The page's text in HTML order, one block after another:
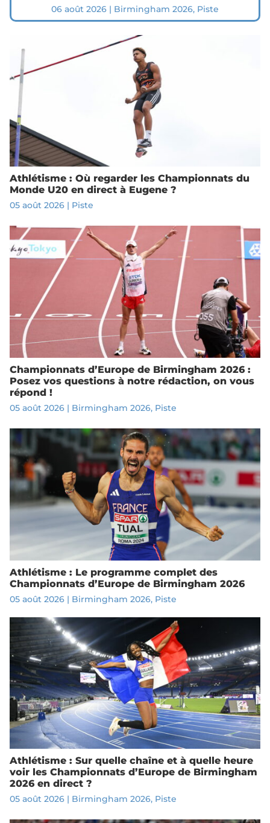
06 août 2026 | Birmingham 2026, Piste
Athlétisme : Où regarder les Championnats du
Monde U20 en direct à Eugene ?
05 août 2026| Piste
Championnats d’Europe de Birmingham 2026 :
Posez vos questions à notre rédaction, on vous
répond !
05 août 2026| Birmingham 2026, Piste
Athlétisme : Le programme complet des
Championnats d’Europe de Birmingham 2026
05 août 2026| Birmingham 2026, Piste
Athlétisme : Sur quelle chaîne et à quelle heure
voir les Championnats d’Europe de Birmingham
2026 en direct ?
05 août 2026| Birmingham 2026, Piste